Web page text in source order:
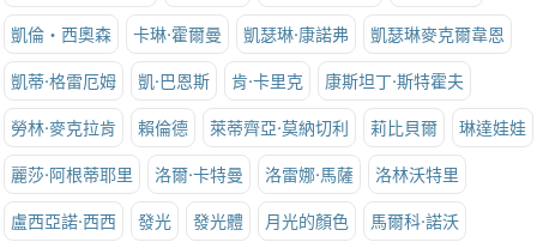
凱倫‧西奧森 卡琳·霍爾曼 凱瑟琳·康諾弗 凱瑟琳麥克爾韋恩
凱蒂·格雷厄姆 凱·巴恩斯 肯·卡里克 康斯坦丁·斯特霍夫
勞林·麥克拉肯 賴倫德 萊蒂齊亞·莫納切利 莉比貝爾 琳達娃娃
麗莎·阿根蒂耶里 洛爾·卡特曼 洛雷娜·馬薩 洛林沃特里
盧西亞諾·西西 發光 發光體 月光的顏色 馬爾科·諾沃